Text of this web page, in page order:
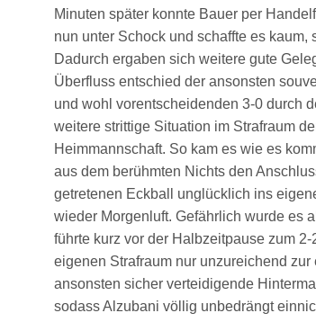
Minuten später konnte Bauer per
nun unter Schock und schaffte es
Dadurch ergaben sich weitere gute
Überfluss entschied der ansonsten
und wohl vorentscheidenden 3-0 durch
weitere strittige Situation im Strafraum
Heimmannschaft. So kam es wie es
aus dem berühmten Nichts den
getretenen Eckball unglücklich ins
wieder Morgenluft. Gefährlich wurde es
führte kurz vor der Halbzeitpause zum
eigenen Strafraum nur unzureichend
ansonsten sicher verteidigende
sodass Alzubani völlig unbedrängt